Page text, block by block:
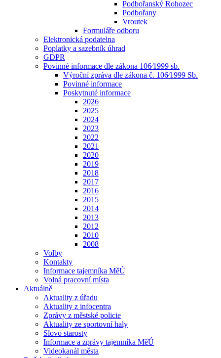
Podbořanský Rohozec
Podbořany
Vroutek
Formuláře odboru
Elektronická podatelna
Poplatky a sazebník úhrad
GDPR
Povinné informace dle zákona 106⁄1999 sb.
Výroční zpráva dle zákona č. 106⁄1999 Sb.
Povinné informace
Poskytnuté informace
2026
2025
2024
2023
2022
2021
2020
2019
2018
2017
2016
2015
2014
2013
2012
2010
2008
Volby
Kontakty
Informace tajemníka MěÚ
Volná pracovní místa
Aktuálně
Aktuality z úřadu
Aktuality z infocentra
Zprávy z městské policie
Aktuality ze sportovní haly
Slovo starosty
Informace a zprávy tajemníka MěÚ
Videokanál města